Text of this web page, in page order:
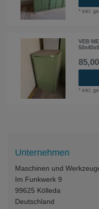
* inkl.
VEB
* inkl.
Unternehmen
Maschinen und
Im Funkwerk 9
99625 Kölleda
Deutschland